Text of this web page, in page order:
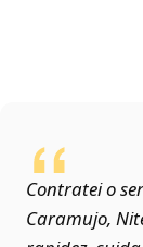
Contratei o
Caramujo,